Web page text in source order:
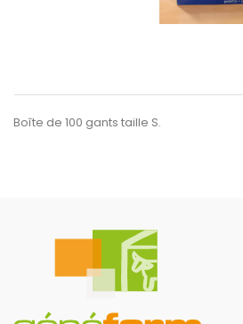
Boîte de 100 gants taille S.